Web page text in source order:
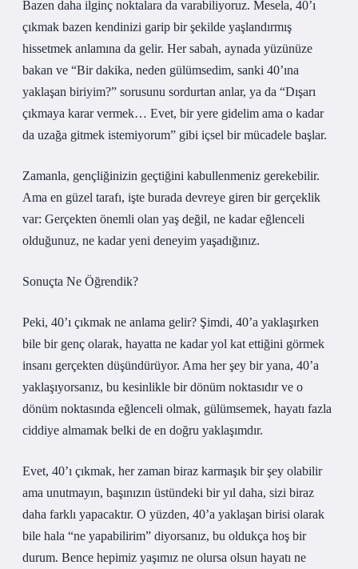
Bazen daha ilginç noktalara da varabiliyoruz. Mesela, 40’ı
çıkmak bazen kendinizi garip bir şekilde yaşlandırmış
hissetmek anlamına da gelir. Her sabah, aynada yüzünüze
bakan ve “Bir dakika, neden gülümsedim, sanki 40’ına
yaklaşan biriyim?” sorusunu sordurtan anlar, ya da “Dışarı
çıkmaya karar vermek… Evet, bir yere gidelim ama o kadar
da uzağa gitmek istemiyorum” gibi içsel bir mücadele başlar.
Zamanla, gençliğinizin geçtiğini kabullenmeniz gerekebilir.
Ama en güzel tarafı, işte burada devreye giren bir gerçeklik
var: Gerçekten önemli olan yaş değil, ne kadar eğlenceli
olduğunuz, ne kadar yeni deneyim yaşadığınız.
Sonuçta Ne Öğrendik?
Peki, 40’ı çıkmak ne anlama gelir? Şimdi, 40’a yaklaşırken
bile bir genç olarak, hayatta ne kadar yol kat ettiğini görmek
insanı gerçekten düşündürüyor. Ama her şey bir yana, 40’a
yaklaşıyorsanız, bu kesinlikle bir dönüm noktasıdır ve o
dönüm noktasında eğlenceli olmak, gülümsemek, hayatı fazla
ciddiye almamak belki de en doğru yaklaşımdır.
Evet, 40’ı çıkmak, her zaman biraz karmaşık bir şey olabilir
ama unutmayın, başınızın üstündeki bir yıl daha, sizi biraz
daha farklı yapacaktır. O yüzden, 40’a yaklaşan birisi olarak
bile hala “ne yapabilirim” diyorsanız, bu oldukça hoş bir
durum. Bence hepimiz yaşımız ne olursa olsun hayatı ne